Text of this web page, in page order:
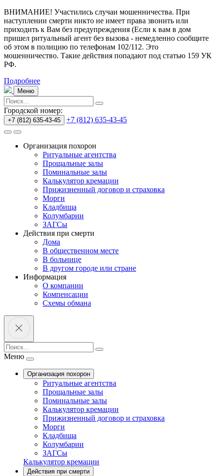
ВНИМАНИЕ! Участились случаи мошенничества. При
наступлении смерти никто не имеет права звонить или
приходить к Вам без предупреждения (Если к вам в дом
пришел ритуальный агент без вызова - немедленно сообщите
об этом в полицию по телефонам 102/112. Это
мошенничество. Такие действия попадают под статью 159 УК
РФ.
Подробнее
Меню
Городской номер:
+7 (812) 635-43-45 +7 (812) 635-43-45
Организация похорон
Ритуальные агентства
Прощальные залы
Поминальные залы
Калькулятор кремации
Прижизненный договор и страховка
Морги
Кладбища
Колумбарии
ЗАГСы
Действия при смерти
Дома
В общественном месте
В больнице
В другом городе или стране
Информация
О компании
Компенсации
Схемы обмана
Меню
Организация похорон
Ритуальные агентства
Прощальные залы
Поминальные залы
Калькулятор кремации
Прижизненный договор и страховка
Морги
Кладбища
Колумбарии
ЗАГСы
Калькулятор кремации
Действия при смерти